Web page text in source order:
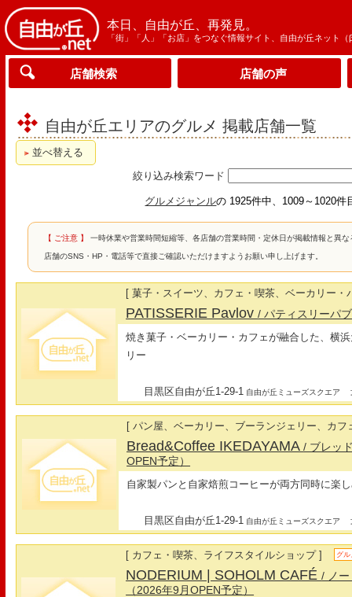
本日、自由が丘、再発見。
「街」「人」「お店」をつなぐ情報サイト、自由が丘ネット（
店舗検索 店舗の声
自由が丘エリアのグルメ 掲載店舗一覧
並べ替える
絞り込み検索ワード
グルメジャンルの 1925件中、1009～1020件
【 ご注意 】 一時休業や営業時間短縮等、各店舗の営業時間・定休日が掲載情報と異
店舗のSNS・HP・電話等で直接ご確認いただけますようお願い申し上げます。
[ 菓子・スイーツ、カフェ・喫茶、ベーカリー・
PATISSERIE Pavlov/ パティスリーパ
焼き菓子・ベーカリー・カフェが融合した、横
リー
目黒区自由が丘1-29-1 自由が丘ミューズスクエア
[ パン屋、ベーカリー、ブーランジェリー、カフ
Bread&Coffee IKEDAYAMA/ ブレッ
OPEN予定）
自家製パンと自家焙煎コーヒーが両方同時に楽
目黒区自由が丘1-29-1 自由が丘ミューズスクエア
[ カフェ・喫茶、ライフスタイルショップ ] グル
NODERIUM | SOHOLM CAFÉ/ ノ
（2026年9月OPEN予定）